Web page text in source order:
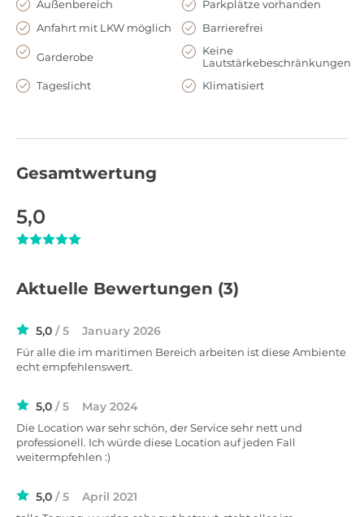
Außenbereich
Parkplätze vorhanden
Anfahrt mit LKW möglich
Barrierefrei
Garderobe
Keine
Lautstärkebeschränkungen
Tageslicht
Klimatisiert
Gesamtwertung
5,0
Aktuelle Bewertungen (3)
5,0 / 5 January 2026
Für alle die im maritimen Bereich arbeiten ist diese Ambiente
echt empfehlenswert.
5,0 / 5 May 2024
Die Location war sehr schön, der Service sehr nett und
professionell. Ich würde diese Location auf jeden Fall
weitermpfehlen :)
5,0 / 5 April 2021